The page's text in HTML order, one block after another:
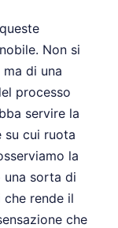
Non si
di una
processo
servire la
su cui ruota
la
una sorta di
rende il
che